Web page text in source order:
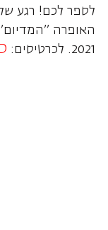
לספר לכם! רגע
האופרה
2021. לכרטיסים: